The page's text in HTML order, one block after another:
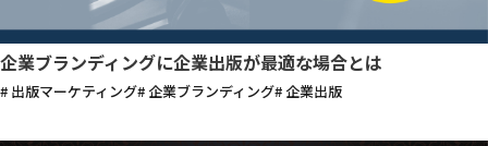
企業ブランディングに企業出版が最適な場合とは
# 出版マーケティング# 企業ブランディング# 企業出版